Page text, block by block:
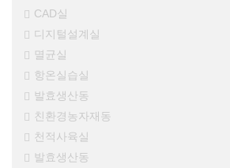
CAD실
디지털설계실
멸균실
항온실습실
발효생산동
친환경농자재동
천적사육실
발효생산동